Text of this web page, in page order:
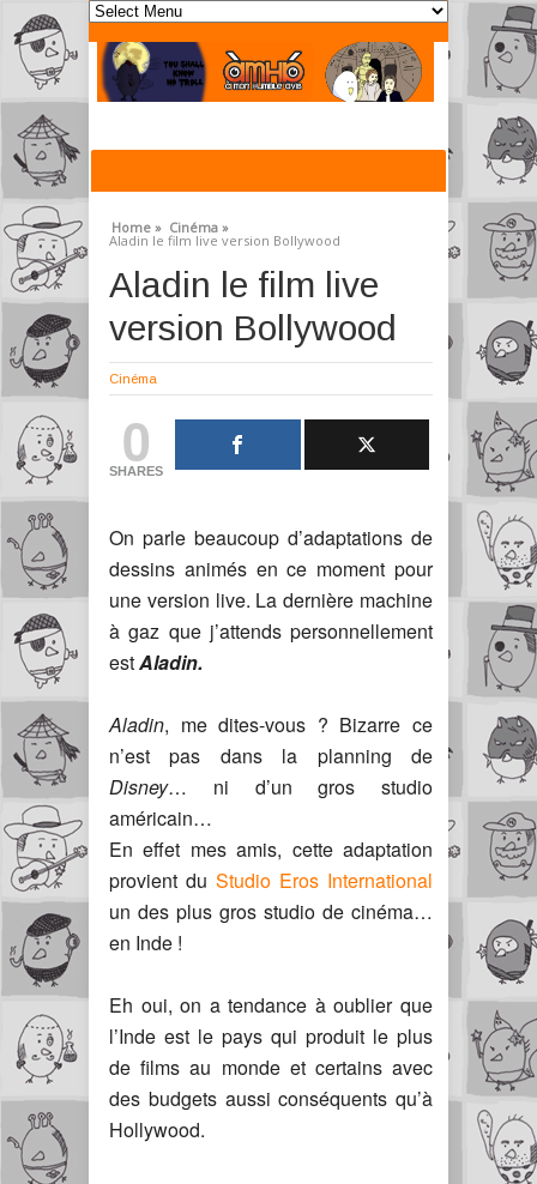
Home » Cinéma »
Aladin le film live version Bollywood
Aladin le film live
version Bollywood
Cinéma
0
SHARES
On parle beaucoup d’adaptations de
dessins animés en ce moment pour
une version live. La dernière machine
à gaz que j’attends personnellement
estAladin.
Aladin, me dites-vous ? Bizarre ce
n’est pas dans la planning de
Disney… ni d’un gros studio
américain…
En effet mes amis, cette adaptation
provient du Studio Eros International
un des plus gros studio de cinéma…
en Inde !
Eh oui, on a tendance à oublier que
l’Inde est le pays qui produit le plus
de films au monde et certains avec
des budgets aussi conséquents qu’à
Hollywood.